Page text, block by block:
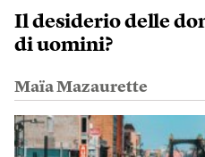
Il desiderio delle
di uomini?
Maïa Mazaurette